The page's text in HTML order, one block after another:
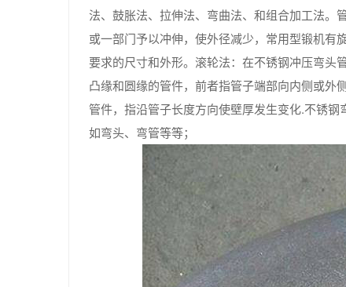
法、鼓胀法、拉伸法、弯曲法、和组合加工法。
或一部门予以冲伸，使外径减少，常用型锻机有
要求的尺寸和外形。滚轮法：在不锈钢冲压弯头
凸缘和圆缘的管件，前者指管子端部向内侧或外
管件，指沿管子长度方向使壁厚发生变化.不锈钢
如弯头、弯管等等；